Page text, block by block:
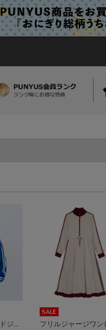
【新サイズ】フードジャージトップ
SALE